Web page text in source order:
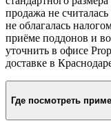
продажа не
не облагалась
приёме поддонов и
уточнить в офисе
доставке в
Где посмотреть